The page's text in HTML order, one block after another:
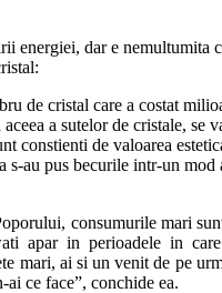
energiei, dar e nemultumita
de cristal care a costat
a sutelor de cristale, se
constienti de valoarea
s-au pus becurile intr-un mod
consumurile mari
apar in perioadele in
mari, ai si un venit de pe
ce face”, conchide ea.